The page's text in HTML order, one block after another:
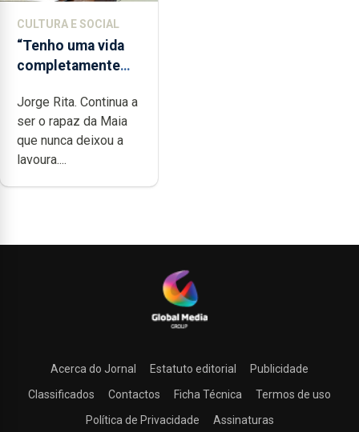
CULTURA E SOCIAL
“Tenho uma vida
completamente
dedicação, gosto e
muita paixão”
Jorge Rita. Continua a
ser o rapaz da Maia
que nunca deixou a
lavoura....
Acerca do Jornal Estatuto editorial
Publicidade
Classificados
Contactos Ficha Técnica
Termos de uso
Política de Privacidade
Assinaturas